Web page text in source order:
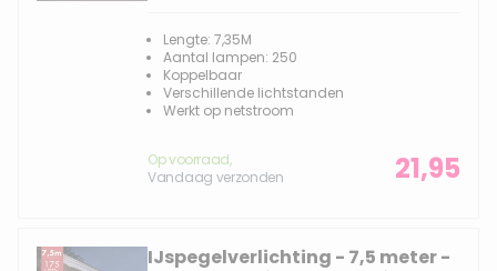
Lengte: 7,35M
Aantal lampen: 250
Koppelbaar
Verschillende lichtstanden
Werkt op netstroom
Op voorraad,
Vandaag verzonden
21,95
IJspegelverlichting - 7,5 meter -